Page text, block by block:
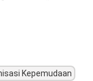
Kepemudaan